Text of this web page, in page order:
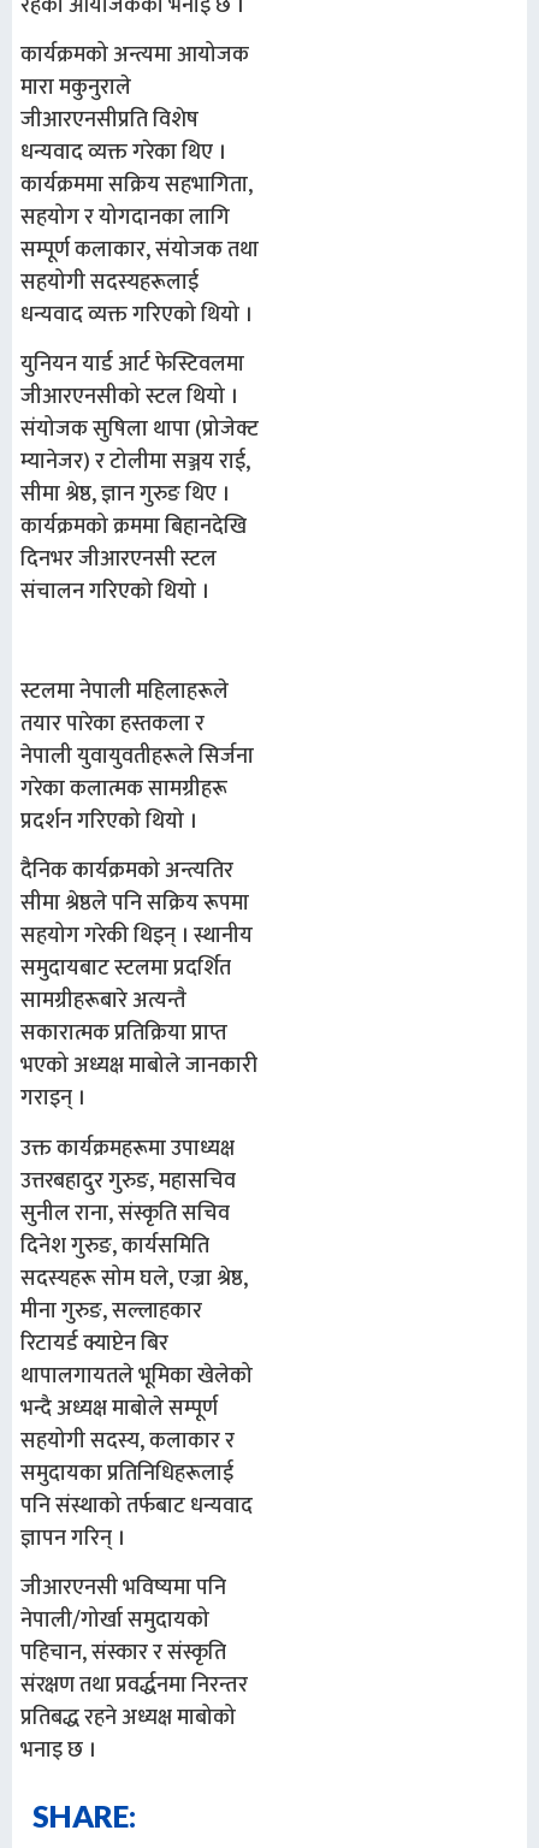
कार्यक्रमको अन्त्यमा आयोजक
मारा मकुनुराले
जीआरएनसीप्रति विशेष
धन्यवाद व्यक्त गरेका थिए ।
कार्यक्रममा सक्रिय सहभागिता,
सहयोग र योगदानका लागि
सम्पूर्ण कलाकार, संयोजक तथा
सहयोगी सदस्यहरूलाई
धन्यवाद व्यक्त गरिएको थियो ।
युनियन यार्ड आर्ट फेस्टिवलमा
जीआरएनसीको स्टलथियो ।
संयोजक सुषिला थापा (प्रोजेक्ट
म्यानेजर)रटोलीमासञ्जय राई,
सीमा श्रेष्ठ,ज्ञान गुरुङथिए ।
कार्यक्रमको क्रममा बिहानदेखि
दिनभरजीआरएनसीस्टल
संचालन गरिएको थियो ।
स्टलमा नेपाली महिलाहरूले
तयार पारेका हस्तकला र
नेपाली युवायुवतीहरूले सिर्जना
गरेका कलात्मक सामग्रीहरू
प्रदर्शन गरिएको थियो ।
दैनिक कार्यक्रमको अन्त्यतिर
सीमा श्रेष्ठले पनि सक्रिय रूपमा
सहयोग गरेकी थिइन् । स्थानीय
समुदायबाट स्टलमा प्रदर्शित
सामग्रीहरूबारे अत्यन्तै
सकारात्मक प्रतिक्रिया प्राप्त
भएको अध्यक्ष माबोले जानकारी
गराइन् ।
उक्त कार्यक्रमहरूमा उपाध्यक्ष
उत्तरबहादुर गुरुङ, महासचिव
सुनील राना, संस्कृति सचिव
दिनेश गुरुङ, कार्यसमिति
सदस्यहरू सोम घले, एज्रा श्रेष्ठ,
मीना गुरुङ, सल्लाहकार
रिटायर्ड क्याप्टेन बिर
थापालगायतले भूमिका खेलेको
भन्दै अध्यक्ष माबोलेसम्पूर्ण
सहयोगी सदस्य, कलाकार र
समुदायका प्रतिनिधिहरूलाई
पनिसंस्थाको तर्फबाट धन्यवाद
ज्ञापन गरिन् ।
जीआरएनसीभविष्यमा पनि
नेपाली/गोर्खा समुदायको
पहिचान, संस्कार र संस्कृति
संरक्षण तथा प्रवर्द्धनमा निरन्तर
प्रतिबद्ध रहनेअध्यक्ष माबोको
भनाइछ ।
SHARE: